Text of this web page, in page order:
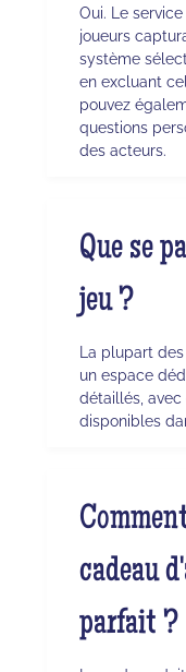
Oui. Le
joueurs
système
en excluant
pouvez
questions
des acteurs.
Que se
jeu ?
La plupart
un espace
détaillés, avec
disponibles
cadeau
parfait ?